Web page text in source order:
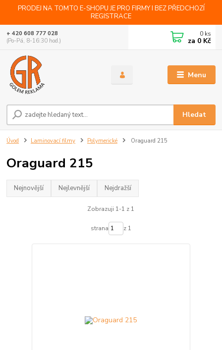
PRODEJ NA TOMTO E-SHOPU JE PRO FIRMY I BEZ PŘEDCHOZÍ
REGISTRACE
Menu
Hledat
+ 420 608 777 028
(Po-Pá, 8-16:30 hod.)
0 ks
za 0 Kč
Úvod Laminovací filmy Polymerické Oraguard 215
Oraguard 215
Nejnovější Nejlevnější Nejdražší
Zobrazuji 1-1 z 1
strana z 1